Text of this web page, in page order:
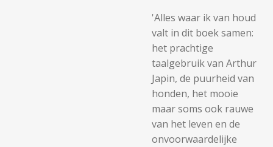
'Alles waar ik van houd
valt in dit boek samen:
het prachtige
taalgebruik van Arthur
Japin, de puurheid van
honden, het mooie
maar soms ook rauwe
van het leven en de
onvoorwaardelijke